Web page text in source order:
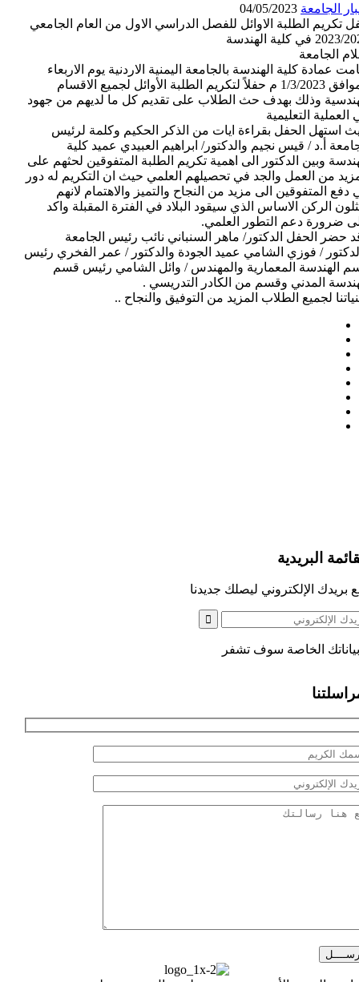
الجامعة 04/05/2023
تكريم الطلبة الاوائل للفصل الدراسي الاول من العام الجامعي
في كلية الهندسة
الجامعة
عمادة كلية الهندسة بالجامعة اليمنية الاردنية يوم الاربعاء
الموافق 1/3/2023 م حفلاً لتكريم الطلبة الأوائل لجميع الاقسام
وذلك بهدف حث الطلاب على تقديم كل ما لديهم من جهود
العملية التعليمية
استهل الحفل بقراءة ايات من الذكر الحكيم وكلمة لرئيس
أ.د / قيس نجيم والدكتور/ ابراهيم العبيدي عميد كلية
وبين الدكتور الى اهمية تكريم الطلبة المتفوقين لحثهم على
من العمل والجد في تحصيلهم العلمي حيث ان التكريم له دور
دفع المتفوقين الى مزيد من النجاح والتميز والاهتمام لانهم
الركن الاساس الذي سيقود البلاد في الفترة المقبلة واكد
ضرورة دعم التطور العلمي.
حضر الحفل الدكتور/ ماهر السنباني نائب رئيس الجامعة
/ فوزي الشامي عميد الجودة والدكتور / عمر الفخري رئيس
الهندسة المعمارية والمهندس / وائل الشامي رئيس قسم
المدني وقسم من الكادر التدريسي .
لجميع الطلاب المزيد من التوفيق والنجاح ..
البريدية
بريدك الإلكتروني ليصلك جديدنا
الخاصة سوف تشفر